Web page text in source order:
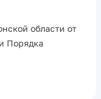
области от
Порядка